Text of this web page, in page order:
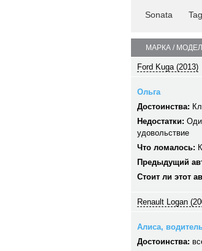
Sonata
МАРКА /
Ford Kuga (2013)
Ольга
Достоинства:
Недостатки:
удовольствие
Что ломалось:
Предыдущий
Стоит ли этот
Renault Logan
Алиса,
Достоинства: